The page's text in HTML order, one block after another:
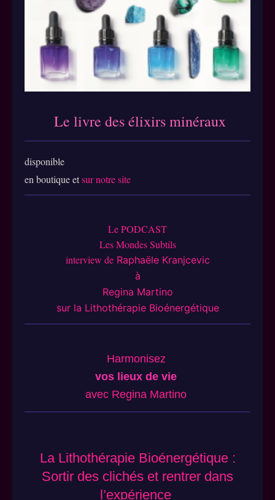
Le livre des élixirs minéraux
disponible
en boutique etsur notre site
Le PODCAST
Les Mondes Subtils
interview de Raphaële Kranjcevic
à
Regina Martino
sur la Lithothérapie Bioénergétique
Harmonisez
vos lieux de vie
avec Regina Martino
La Lithothérapie Bioénergétique :
Sortir des clichés et rentrer dans
l’expérience